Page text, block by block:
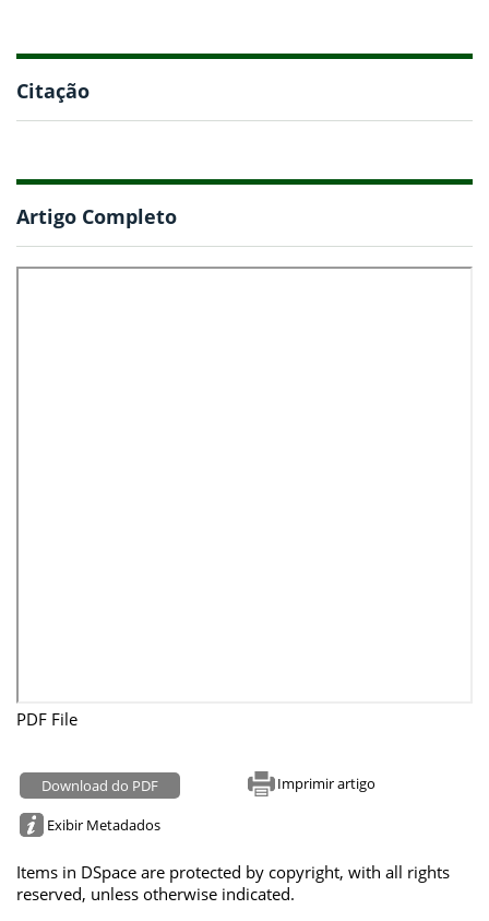
Citação
Artigo Completo
PDF File
Download do PDF Imprimir artigo
Exibir Metadados
Items in DSpace are protected by copyright, with all rights
reserved, unless otherwise indicated.